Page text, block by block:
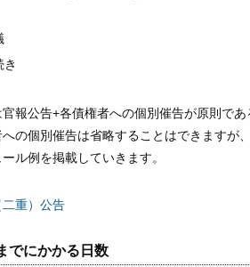
報公告+各債権者への個別催告が原則で
の個別催告は省略することはできますが
ル例を掲載していきます。
重）公告
でにかかる日数